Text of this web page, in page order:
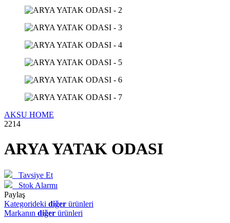
AKSU HOME
2214
ARYA YATAK ODASI
Tavsiye Et
Stok Alarmı
Paylaş
Kategorideki diğer ürünleri
Markanın diğer ürünleri